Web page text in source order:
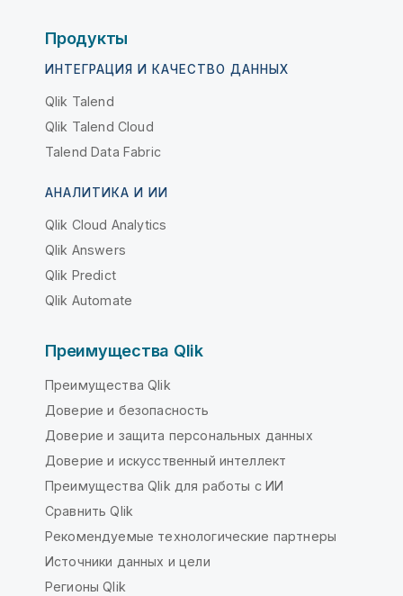
Продукты
ИНТЕГРАЦИЯ И КАЧЕСТВО ДАННЫХ
Qlik Talend
Qlik Talend Cloud
Talend Data Fabric
АНАЛИТИКА И ИИ
Qlik Cloud Analytics
Qlik Answers
Qlik Predict
Qlik Automate
Преимущества Qlik
Преимущества Qlik
Доверие и безопасность
Доверие и защита персональных данных
Доверие и искусственный интеллект
Преимущества Qlik для работы с ИИ
Сравнить Qlik
Рекомендуемые технологические партнеры
Источники данных и цели
Регионы Qlik